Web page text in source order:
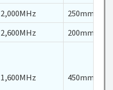
2,000MHz
250mm以内
2,600MHz
200mm以内
1,600MHz 450mm以内